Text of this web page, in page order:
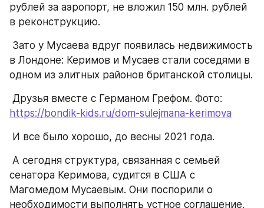
рублей за аэропорт, не вложил 150 млн. рублей
в реконструкцию.
в Лондоне: Керимов и Мусаев стали соседями в
одном из элитных районов британской столицы.
https://bondik-kids.ru/dom-sulejmana-kerimova
И все было хорошо, до весны 2021 года.
сенатора Керимова, судится в США с
Магомедом Мусаевым. Они поспорили о
необходимости выполнять устное соглашение,